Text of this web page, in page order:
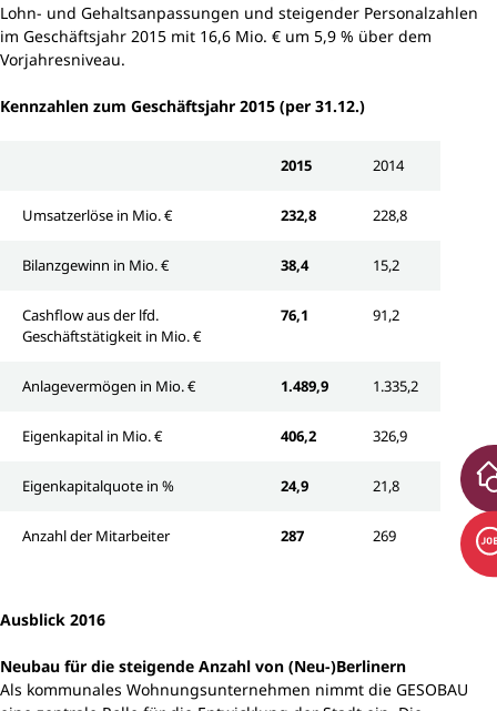
Lohn- und Gehaltsanpassungen und steigender Personalzahlen
im Geschäftsjahr 2015 mit 16,6 Mio. € um 5,9 % über dem
Vorjahresniveau.
Kennzahlen zum Geschäftsjahr 2015 (per 31.12.)
2015 2014
Umsatzerlöse in Mio. € 232,8 228,8
Bilanzgewinn in Mio. € 38,4 15,2
Cashflow aus der lfd.
Geschäftstätigkeit in Mio. €
76,1 91,2
Anlagevermögen in Mio. € 1.489,9 1.335,2
Eigenkapital in Mio. € 406,2 326,9
Eigenkapitalquote in % 24,9 21,8
Anzahl der Mitarbeiter 287 269
Ausblick 2016
Neubau für die steigende Anzahl von (Neu-)Berlinern
Als kommunales Wohnungsunternehmen nimmt die GESOBAU